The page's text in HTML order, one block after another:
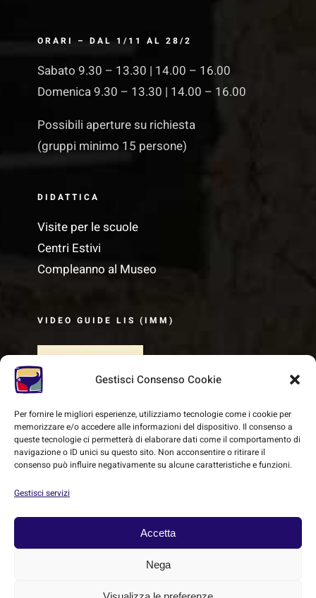
Gestisci Consenso Cookie
Per fornire le migliori esperienze, utilizziamo tecnologie come i cookie per
memorizzare e/o accedere alle informazioni del dispositivo. Il consenso a
queste tecnologie ci permetterà di elaborare dati come il comportamento di
navigazione o ID unici su questo sito. Non acconsentire o ritirare il
consenso può influire negativamente su alcune caratteristiche e funzioni.
Gestisci servizi
Accetta
Nega
ORARI – DAL 1/11 AL 28/2
Sabato 9.30 – 13.30 | 14.00 – 16.00
Domenica 9.30 – 13.30 | 14.00 – 16.00
Possibili aperture su richiesta
(gruppi minimo 15 persone)
DIDATTICA
Visite per le scuole
Centri Estivi
Compleanno al Museo
VIDEO GUIDE LIS (IMM)
2026 | SMEC - Sistema Museale Etrusco
| Powered by